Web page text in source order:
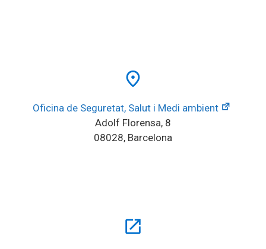
place
Oficina de Seguretat, Salut i Medi ambient
Adolf Florensa, 8
08028, Barcelona
open_in_new